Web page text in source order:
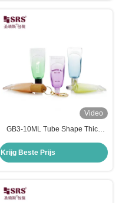
Video
GB3-10ML Tube Shape Thick
Essential Oil Fragrance Roller
Ball Packaging
Krijg Beste Prijs